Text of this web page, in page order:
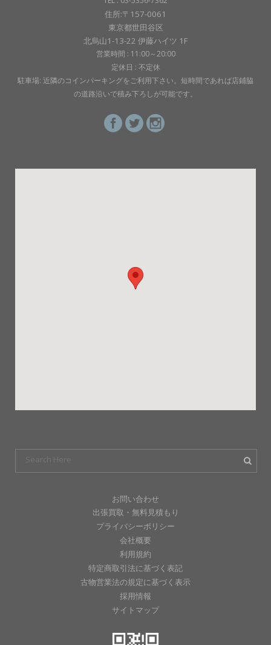
住所:〒157-0061
東京都世田谷区
北烏山1-13-22 伊藤ハイツ 1F
営業時間 : 11:00～20:00
定休日 : 不定休
駐車場: 近隣のコインパーキングをご利用下さい。短時間であれば店鋪脇
の道路沿いで積み下ろしが可能です。
お問い合わせ
出張買取・無料見積もり
プライバシーポリシー
会社概要
利用規約
特定商取引法に基づく表記
古物営業法の規定に基づく表示
採用情報
サイトマップ